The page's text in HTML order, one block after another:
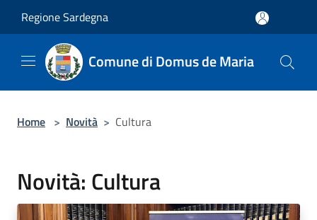
Regione Sardegna
Comune di Domus de Maria
Home > Novità > Cultura
Novità: Cultura